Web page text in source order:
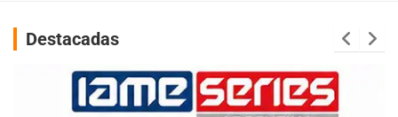
Destacadas